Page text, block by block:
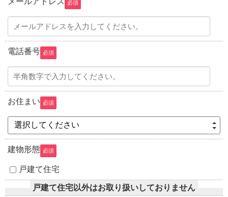
必須
電話番号 必須
お住まい 必須
選択してください
建物形態 必須
戸建て住宅
戸建て住宅以外はお取り扱いしておりません